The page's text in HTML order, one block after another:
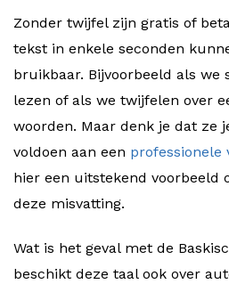
Zonder twijfel zijn gratis of
tekst in enkele seconden
bruikbaar. Bijvoorbeeld als we
lezen of als we twijfelen over
woorden. Maar denk je dat ze
voldoen aan een professionele
hier een uitstekend voorbeeld
deze misvatting.
Wat is het geval met de
beschikt deze taal ook over